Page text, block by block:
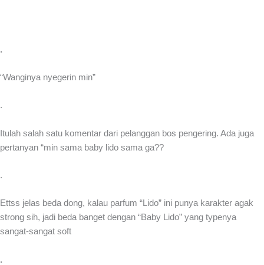
.
“Wanginya nyegerin min”
.
Itulah salah satu komentar dari pelanggan bos pengering. Ada juga
pertanyan “min sama baby lido sama ga??
.
Ettss jelas beda dong, kalau parfum “Lido” ini punya karakter agak
strong sih, jadi beda banget dengan “Baby Lido” yang typenya
sangat-sangat soft
.